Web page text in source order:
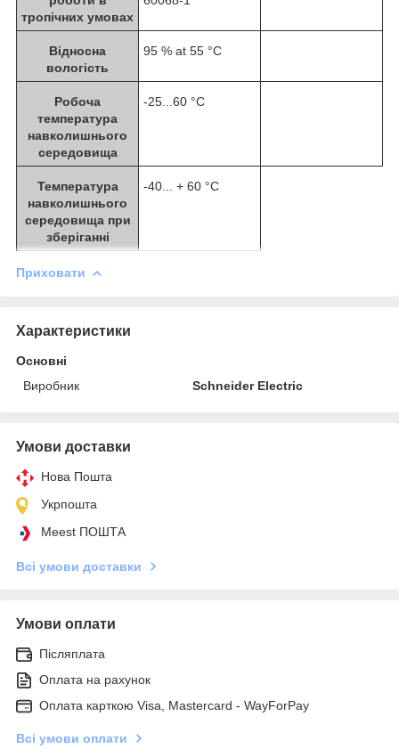
тропічних умовах
Відносна
вологість
95 % at 55 °C
Робоча
температура
навколишнього
середовища
-25...60 °C
Температура
навколишнього
середовища при
зберіганні
-40... + 60 °C
Приховати
Характеристики
Основні
Виробник
Schneider Electric
Умови доставки
Нова Пошта
Укрпошта
Meest ПОШТА
Всі умови доставки
Умови оплати
Післяплата
Оплата на рахунок
Оплата карткою Visa, Mastercard - WayForPay
Всі умови оплати